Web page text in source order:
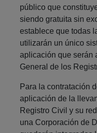
público que
siendo gratuita sin
establece que todas
utilizarán un único
aplicación que serán
General de los
Para la contratación
aplicación de la
Registro Civil y su
una Corporación de